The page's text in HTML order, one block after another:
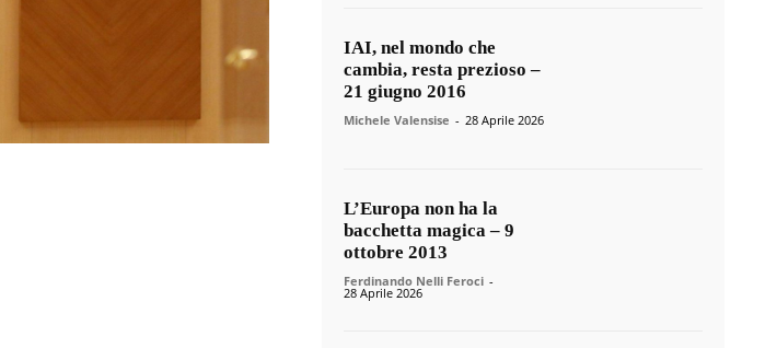
IAI, nel mondo che
cambia, resta prezioso –
21 giugno 2016
Michele Valensise - 28 Aprile 2026
L’Europa non ha la
bacchetta magica – 9
ottobre 2013
Ferdinando Nelli Feroci -
28 Aprile 2026